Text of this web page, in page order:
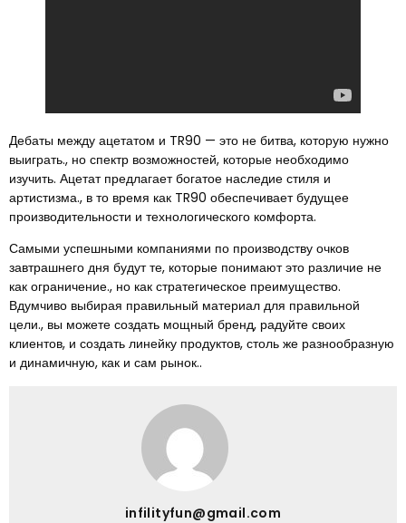
Дебаты между ацетатом и TR90 — это не битва, которую нужно
выиграть., но спектр возможностей, которые необходимо
изучить. Ацетат предлагает богатое наследие стиля и
артистизма., в то время как TR90 обеспечивает будущее
производительности и технологического комфорта.
Самыми успешными компаниями по производству очков
завтрашнего дня будут те, которые понимают это различие не
как ограничение., но как стратегическое преимущество.
Вдумчиво выбирая правильный материал для правильной
цели., вы можете создать мощный бренд, радуйте своих
клиентов, и создать линейку продуктов, столь же разнообразную
и динамичную, как и сам рынок..
infilityfun@gmail.com